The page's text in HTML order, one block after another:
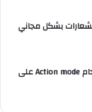
شرح طريقة تفعيل وإستخدام Action mode على